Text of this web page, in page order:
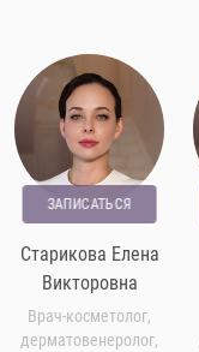
ЗАПИСАТЬСЯ
Старикова Елена
Викторовна
Врач-косметолог,
дерматовенеролог,